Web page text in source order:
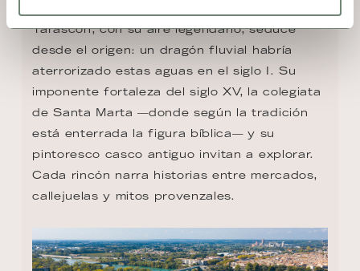
Tarascon, con su aire legendario, seduce
desde el origen: un dragón fluvial habría
aterrorizado estas aguas en el siglo I. Su
imponente fortaleza del siglo XV, la colegiata
de Santa Marta —donde según la tradición
está enterrada la figura bíblica— y su
pintoresco casco antiguo invitan a explorar.
Cada rincón narra historias entre mercados,
callejuelas y mitos provenzales.